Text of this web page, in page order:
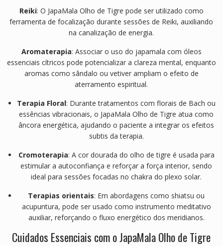
Reiki: O JapaMala Olho de Tigre pode ser utilizado como
ferramenta de focalização durante sessões de Reiki, auxiliando
na canalização de energia.
Aromaterapia: Associar o uso do japamala com óleos
essenciais cítricos pode potencializar a clareza mental, enquanto
aromas como sândalo ou vetiver ampliam o efeito de
aterramento espiritual.
Terapia Floral: Durante tratamentos com florais de Bach ou
essências vibracionais, o JapaMala Olho de Tigre atua como
âncora energética, ajudando o paciente a integrar os efeitos
subtis da terapia.
Cromoterapia: A cor dourada do olho de tigre é usada para
estimular a autoconfiança e reforçar a força interior, sendo
ideal para sessões focadas no chakra do plexo solar.
Terapias orientais: Em abordagens como shiatsu ou
acupuntura, pode ser usado como instrumento meditativo
auxiliar, reforçando o fluxo energético dos meridianos.
Cuidados Essenciais com o JapaMala Olho de Tigre